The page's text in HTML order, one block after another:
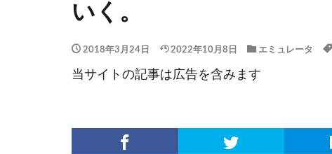
いく。
2018年3月24日 2022年10月8日 エミュレータ
当サイトの記事は広告を含みます